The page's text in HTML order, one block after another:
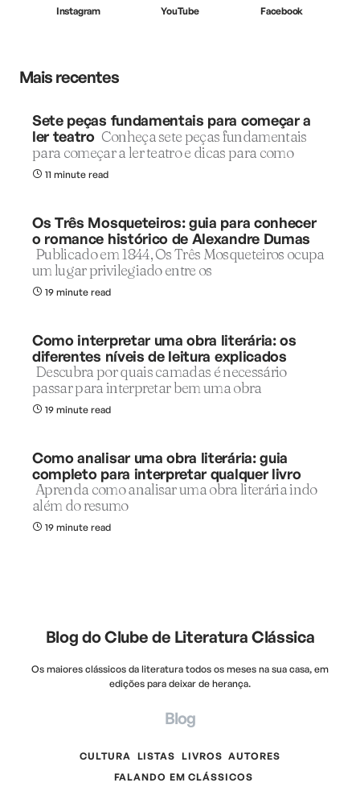
Instagram YouTube Facebook
Mais recentes
Sete peças fundamentais para começar a
ler teatro Conheça sete peças fundamentais
para começar a ler teatro e dicas para como
11 minute read
Os Três Mosqueteiros: guia para conhecer
o romance histórico de Alexandre Dumas
Publicado em 1844, Os Três Mosqueteiros ocupa
um lugar privilegiado entre os
19 minute read
Como interpretar uma obra literária: os
diferentes níveis de leitura explicados
Descubra por quais camadas é necessário
passar para interpretar bem uma obra
19 minute read
Como analisar uma obra literária: guia
completo para interpretar qualquer livro
Aprenda como analisar uma obra literária indo
além do resumo
19 minute read
Blog do Clube de Literatura Clássica
Os maiores clássicos da literatura todos os meses na sua casa, em
edições para deixar de herança.
Blog
CULTURA LISTAS LIVROS AUTORES
FALANDO EM CLÁSSICOS